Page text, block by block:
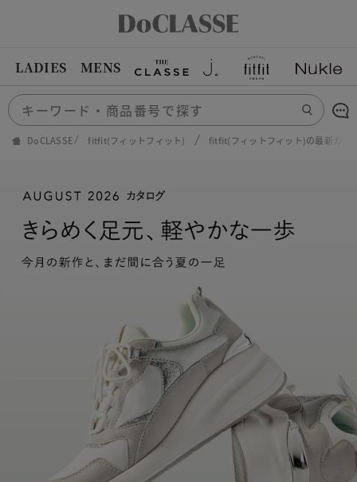
LADIES MENS
DoCLASSE fitfit(フィットフィット) fitfit(フィットフィット)の最新カタ